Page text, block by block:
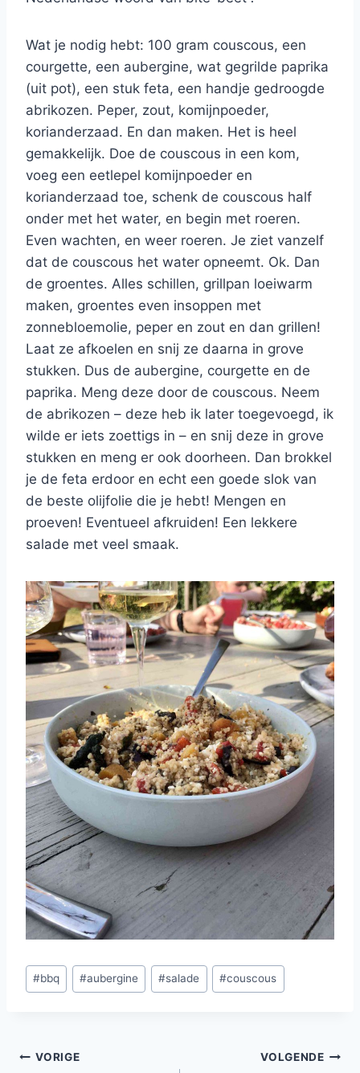
Wat je nodig hebt: 100 gram couscous, een
courgette, een aubergine, wat gegrilde paprika
(uit pot), een stuk feta, een handje gedroogde
abrikozen. Peper, zout, komijnpoeder,
korianderzaad. En dan maken. Het is heel
gemakkelijk. Doe de couscous in een kom,
voeg een eetlepel komijnpoeder en
korianderzaad toe, schenk de couscous half
onder met het water, en begin met roeren.
Even wachten, en weer roeren. Je ziet vanzelf
dat de couscous het water opneemt. Ok. Dan
de groentes. Alles schillen, grillpan loeiwarm
maken, groentes even insoppen met
zonnebloemolie, peper en zout en dan grillen!
Laat ze afkoelen en snij ze daarna in grove
stukken. Dus de aubergine, courgette en de
paprika. Meng deze door de couscous. Neem
de abrikozen – deze heb ik later toegevoegd, ik
wilde er iets zoettigs in – en snij deze in grove
stukken en meng er ook doorheen. Dan brokkel
je de feta erdoor en echt een goede slok van
de beste olijfolie die je hebt! Mengen en
proeven! Eventueel afkruiden! Een lekkere
salade met veel smaak.
Bericht
tags:
#bbq #aubergine #salade #couscous
Bericht
VORIGE VOLGENDE